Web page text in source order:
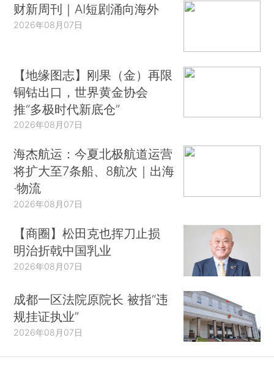
财新周刊｜AI短剧涌向海外
2026年08月07日
【地缘图志】刚果（金）再限
铜钴出口，世界黄金协会
推“多极时代新底仓”
2026年08月07日
海杰航运：今夏北极航道运营
将扩大至7条船、8航次｜出海
·物流
2026年08月07日
【商圈】松田克也挥刀止损
明治折戟中国乳业
2026年08月07日
成都一区法院原院长 被指“违
规挂证执业”
2026年08月07日